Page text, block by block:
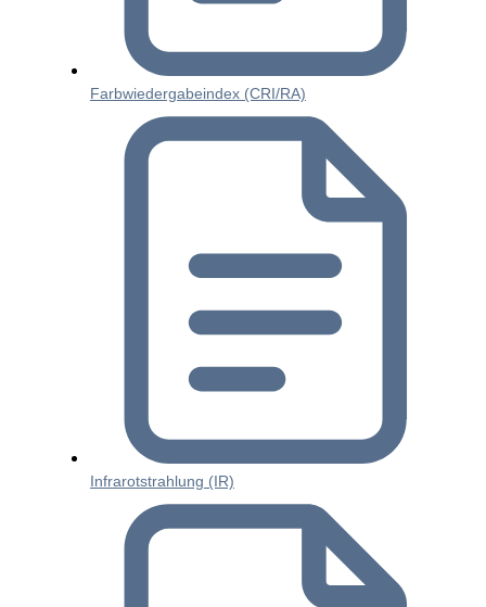
Farbwiedergabeindex (CRI/RA)
Infrarotstrahlung (IR)